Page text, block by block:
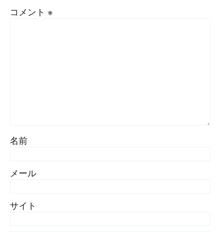
コメント ※
名前
メール
サイト